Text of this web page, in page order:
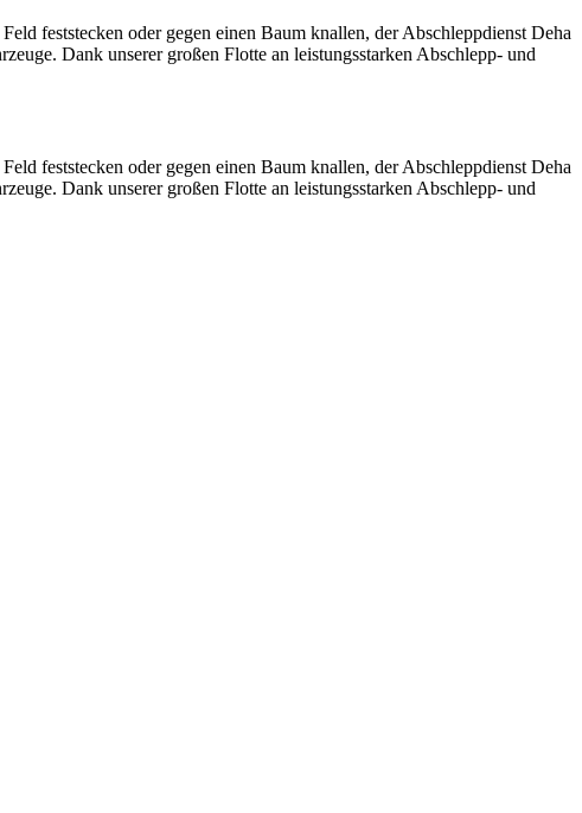
feststecken oder gegen einen Baum knallen, der Abschleppdienst Deha
Dank unserer großen Flotte an leistungsstarken Abschlepp- und
feststecken oder gegen einen Baum knallen, der Abschleppdienst Deha
Dank unserer großen Flotte an leistungsstarken Abschlepp- und